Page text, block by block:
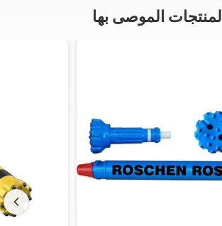
المنتجات الموصى بها